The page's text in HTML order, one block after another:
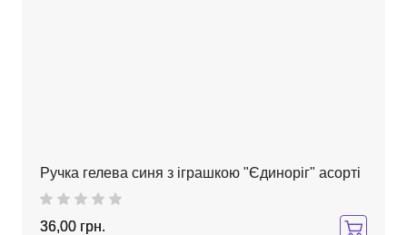
Ручка гелева синя з іграшкою "Єдиноріг" асорті
36,00 грн.